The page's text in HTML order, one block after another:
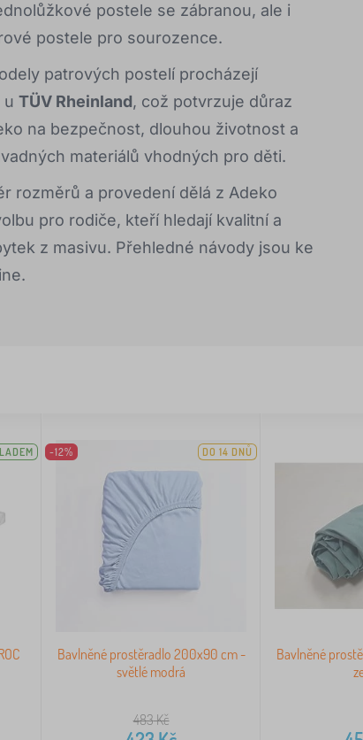
postele se zábranou, ale i
postele pro sourozence.
patrových postelí procházejí
u TÜV Rheinland, což potvrzuje důraz
na bezpečnost, dlouhou životnost a
materiálů vhodných pro děti.
rozměrů a provedení dělá z Adeko
pro rodiče, kteří hledají kvalitní a
z masivu. Přehledné návody jsou ke
-12% DO 14 DNŮ
Bavlněné prostěradlo 200x90 cm -
světlé modrá
483Kč
Bavlněné